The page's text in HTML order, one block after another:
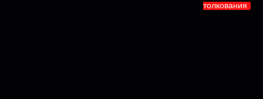
толкования